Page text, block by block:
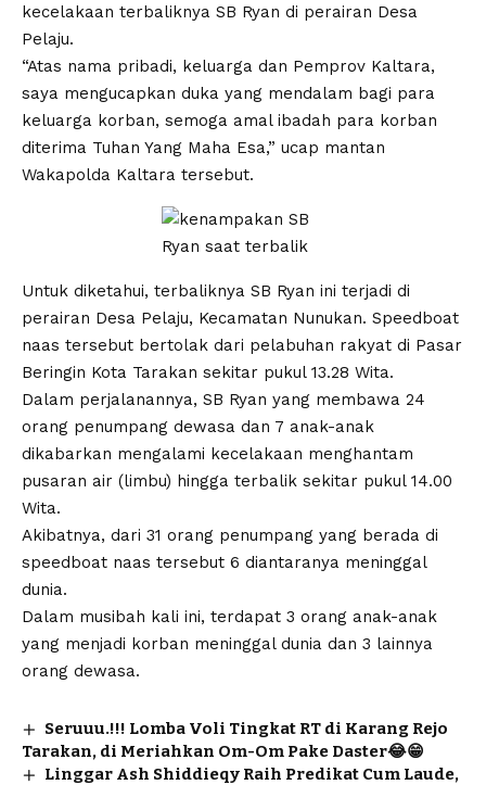
kecelakaan terbaliknya SB Ryan di perairan Desa
Pelaju.
“Atas nama pribadi, keluarga dan Pemprov Kaltara,
saya mengucapkan duka yang mendalam bagi para
keluarga korban, semoga amal ibadah para korban
diterima Tuhan Yang Maha Esa,” ucap mantan
Wakapolda Kaltara tersebut.
Untuk diketahui, terbaliknya SB Ryan ini terjadi di
perairan Desa Pelaju, Kecamatan Nunukan. Speedboat
naas tersebut bertolak dari pelabuhan rakyat di Pasar
Beringin Kota Tarakan sekitar pukul 13.28 Wita.
Dalam perjalanannya, SB Ryan yang membawa 24
orang penumpang dewasa dan 7 anak-anak
dikabarkan mengalami kecelakaan menghantam
pusaran air (limbu) hingga terbalik sekitar pukul 14.00
Wita.
Akibatnya, dari 31 orang penumpang yang berada di
speedboat naas tersebut 6 diantaranya meninggal
dunia.
Dalam musibah kali ini, terdapat 3 orang anak-anak
yang menjadi korban meninggal dunia dan 3 lainnya
orang dewasa.
Seruuu.!!! Lomba Voli Tingkat RT di Karang Rejo
Tarakan, di Meriahkan Om-Om Pake Daster😂😁
Linggar Ash Shiddieqy Raih Predikat Cum Laude,